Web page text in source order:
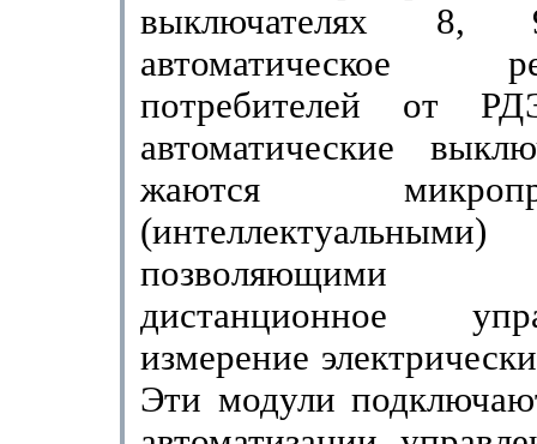
выключателях
автоматическое
потребителей от
автоматические
жаются
позволяющими
дистанционное
измерение
Эти модули